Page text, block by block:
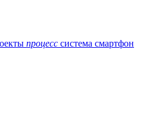
процесс система смартфон